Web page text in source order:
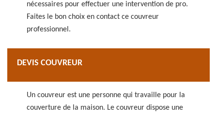
nécessaires pour effectuer une intervention de pro.
Faites le bon choix en contact ce couvreur
professionnel.
DEVIS COUVREUR
Un couvreur est une personne qui travaille pour la
couverture de la maison. Le couvreur dispose une